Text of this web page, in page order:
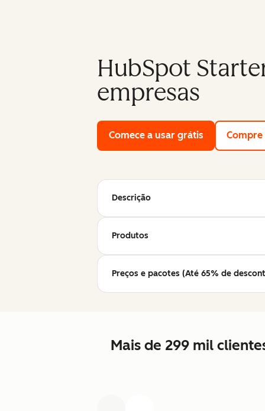
HubSpot
empresas
Comece a usar grátis withCompre
Descrição
Produtos
Preços e pacotes (Até 65% de
Mais de 299 mil